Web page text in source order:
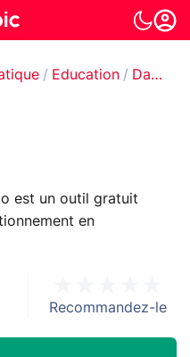
Education Dactylographie
est un outil gratuit
en
Recommandez-le